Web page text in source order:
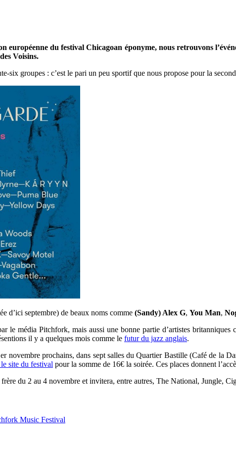
européenne du festival Chicagoan éponyme, nous retrouvons
Voisins.
six groupes : c’est le pari un peu sportif que nous propose pour la
d’ici septembre) de beaux noms comme (Sandy) Alex G, You Man,
le média Pitchfork, mais aussi une bonne partie d’artistes
il y a quelques mois comme le futur du jazz anglais.
novembre prochains, dans sept salles du Quartier Bastille (Café de la
site du festival pour la somme de 16€ la soirée. Ces places donnent
du 2 au 4 novembre et invitera, entre autres, The National, Jungle,
Music Festival